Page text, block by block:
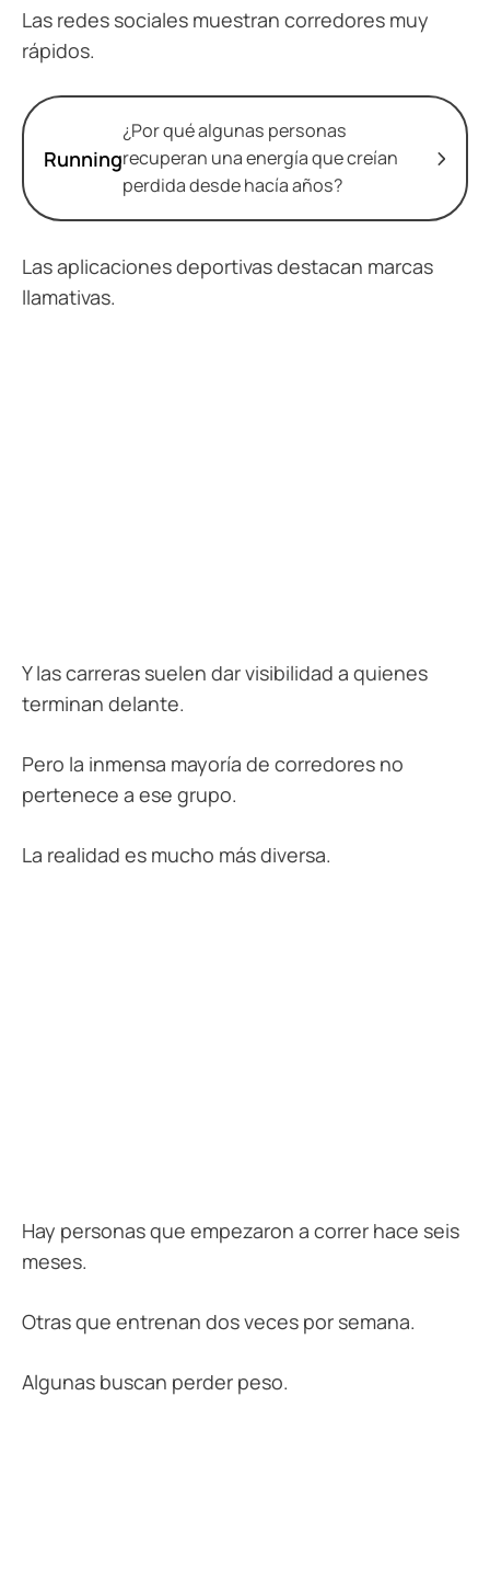
Las redes sociales muestran corredores muy
rápidos.
Running
¿Por qué algunas personas
recuperan una energía que creían
perdida desde hacía años?
Las aplicaciones deportivas destacan marcas
llamativas.
Y las carreras suelen dar visibilidad a quienes
terminan delante.
Pero la inmensa mayoría de corredores no
pertenece a ese grupo.
La realidad es mucho más diversa.
Hay personas que empezaron a correr hace seis
meses.
Otras que entrenan dos veces por semana.
Algunas buscan perder peso.